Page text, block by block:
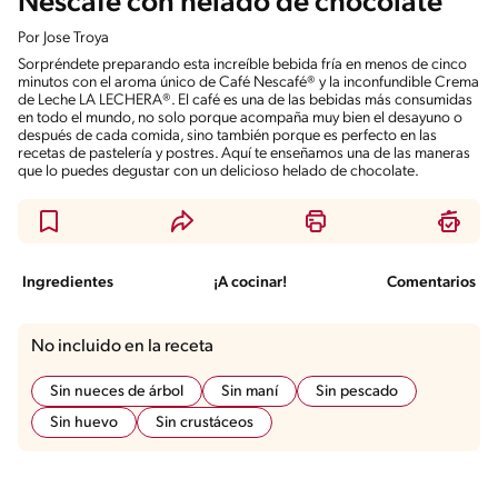
Por Jose Troya
Sorpréndete preparando esta increíble bebida fría en menos de cinco
minutos con el aroma único de Café Nescafé® y la inconfundible Crema
de Leche LA LECHERA®. El café es una de las bebidas más consumidas
en todo el mundo, no solo porque acompaña muy bien el desayuno o
después de cada comida, sino también porque es perfecto en las
recetas de pastelería y postres. Aquí te enseñamos una de las maneras
que lo puedes degustar con un delicioso helado de chocolate.
Ingredientes ¡A cocinar! Comentarios
No incluido en la receta
Sin nueces de árbol Sin maní
Sin pescado
Sin huevo
Sin crustáceos